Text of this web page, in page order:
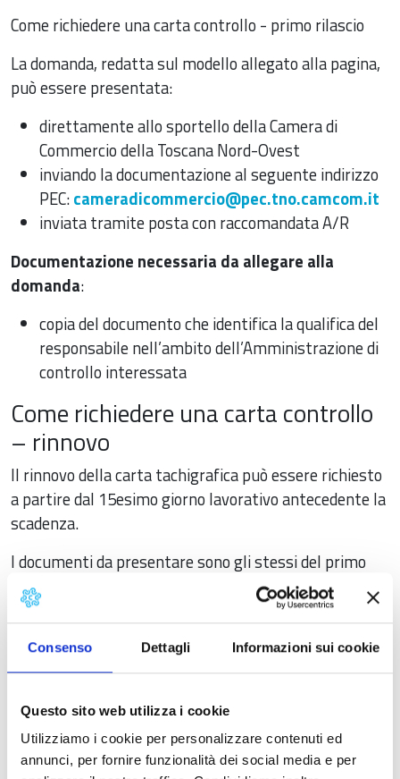
Consenso Dettagli Informazioni sui cookie
Questo sito web utilizza i cookie
Utilizziamo i cookie per personalizzare contenuti ed
annunci, per fornire funzionalità dei social media e per
Come richiedere una carta controllo - primo rilascio
La domanda, redatta sul modello allegato alla pagina,
può essere presentata:
direttamente allo sportello della Camera di
Commercio della Toscana Nord-Ovest
inviando la documentazione al seguente indirizzo
PEC:cameradicommercio@pec.tno.camcom.it
inviata tramite posta con raccomandata A/R
Documentazione necessaria da allegare alla
domanda:
copia del documento che identifica la qualifica del
responsabile nell’ambito dell’Amministrazione di
controllo interessata
Come richiedere una carta controllo
– rinnovo
Il rinnovo della carta tachigrafica può essere richiesto
a partire dal 15esimo giorno lavorativo antecedente la
scadenza.
I documenti da presentare sono gli stessi del primo
rilascio per la carta Controllo.
Le carte tachigrafiche scadute devono essere
restituite alla Camera di Commercio.
La validità della carta di controllo è di
dall'emissione.